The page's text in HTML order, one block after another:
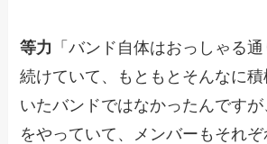
等力 「バンド自体はおっしゃる
続けていて、もともとそんなに
いたバンドではなかったんです
をやっていて、メンバーもそれ